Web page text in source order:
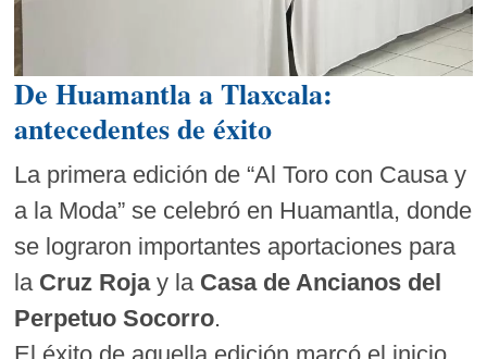
De Huamantla a Tlaxcala:
antecedentes de éxito
La primera edición de “Al Toro con Causa y
a la Moda” se celebró en Huamantla, donde
se lograron importantes aportaciones para
la Cruz Rojay la Casa de Ancianos del
Perpetuo Socorro.